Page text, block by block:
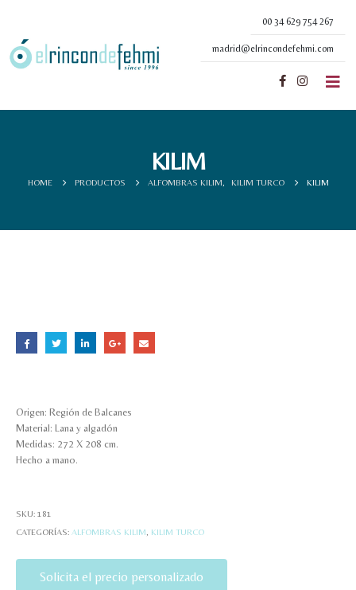
00 34 629 754 267
madrid@elrincondefehmi.com
KILIM
HOME PRODUCTOS ALFOMBRAS KILIM KILIM TURCO KILIM
Origen: Región de Balcanes
Material: Lana y algadón
Medidas: 272 X 208 cm.
Hecho a mano.
SKU: 181
CATEGORÍAS: ALFOMBRAS KILIM KILIM TURCO
Solicita el precio personalizado